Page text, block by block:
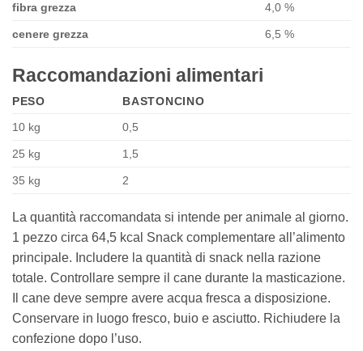
fibra grezza 4,0 %
cenere grezza 6,5 %
Raccomandazioni alimentari
PESO
BASTONCINO
10 kg
0,5
25 kg 1,5
35 kg 2
La quantità raccomandata si intende per animale al giorno.
1 pezzo circa 64,5 kcal Snack complementare all’alimento
principale. Includere la quantità di snack nella razione
totale. Controllare sempre il cane durante la masticazione.
Il cane deve sempre avere acqua fresca a disposizione.
Conservare in luogo fresco, buio e asciutto. Richiudere la
confezione dopo l’uso.